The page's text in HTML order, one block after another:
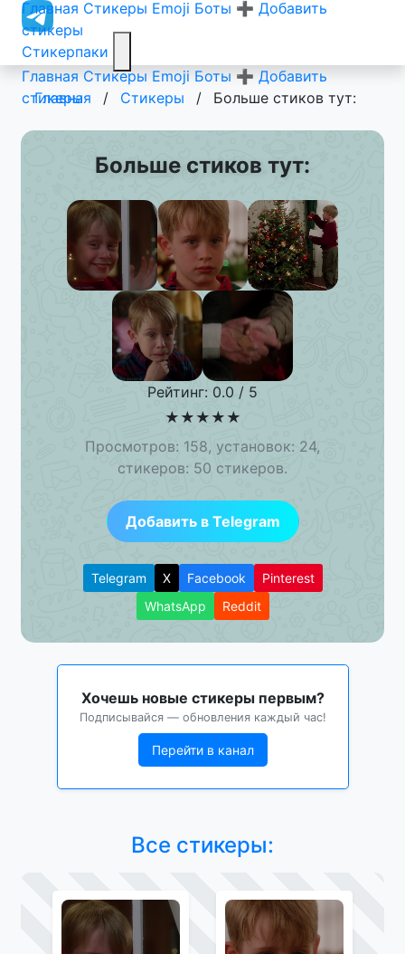
Стикерпаки
Главная Стикеры Emoji Боты ➕ Добавить
стикеры
Главная Стикеры Emoji Боты ➕ Добавить
стикеры
Главная / Стикеры / Больше стиков тут:
Больше стиков тут:
Рейтинг: 0.0 / 5
★ ★ ★ ★ ★
Просмотров: 158, установок: 24,
стикеров: 50 стикеров.
Добавить в Telegram
Telegram X Facebook
Pinterest
WhatsApp
Reddit
Хочешь новые стикеры первым?
Подписывайся — обновления каждый час!
Перейти в канал
Все стикеры: